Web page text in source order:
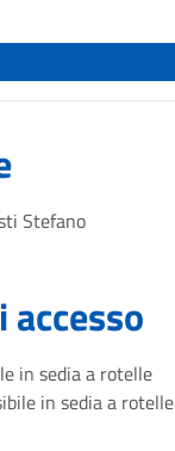
Stefano
in sedia a rotelle
in sedia a rotelle